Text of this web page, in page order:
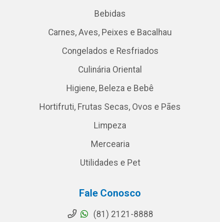
Bebidas
Carnes, Aves, Peixes e Bacalhau
Congelados e Resfriados
Culinária Oriental
Higiene, Beleza e Bebê
Hortifruti, Frutas Secas, Ovos e Pães
Limpeza
Mercearia
Utilidades e Pet
Fale Conosco
(81) 2121-8888